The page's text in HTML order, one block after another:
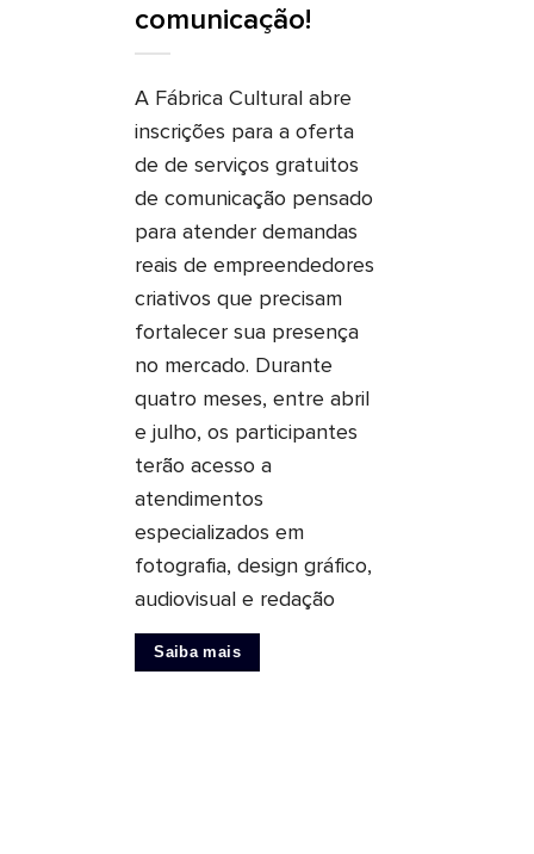
comunicação!
A Fábrica Cultural abre
inscrições para a oferta
de de serviços gratuitos
de comunicação pensado
para atender demandas
reais de empreendedores
criativos que precisam
fortalecer sua presença
no mercado. Durante
quatro meses, entre abril
e julho, os participantes
terão acesso a
atendimentos
especializados em
fotografia, design gráfico,
audiovisual e redação
Saiba mais